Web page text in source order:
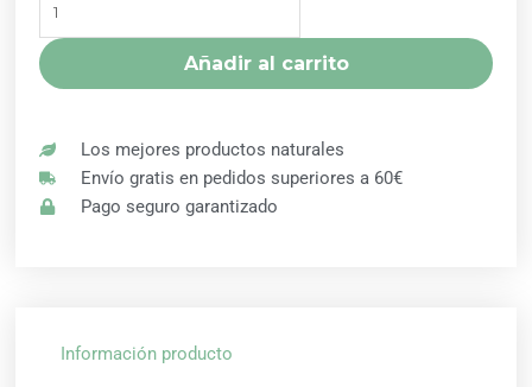
MIRRA
RHADE
SHYAM
Añadir al carrito
Los mejores productos naturales
Envío gratis en pedidos superiores a 60€
Pago seguro garantizado
Información producto